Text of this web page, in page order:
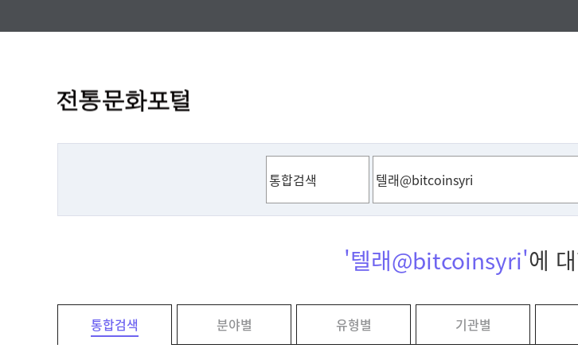
'텔래@bitcoinsyri'에
통합검색 분야별 유형별 기관별